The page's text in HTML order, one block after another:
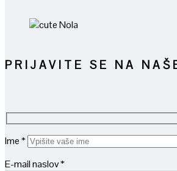
PRIJAVITE SE NA
Ime *
E-mail naslov *